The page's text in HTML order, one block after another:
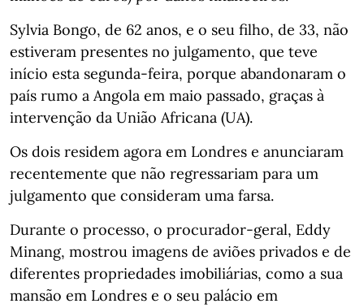
Sylvia Bongo, de 62 anos, e o seu filho, de 33, não
estiveram presentes no julgamento, que teve
início esta segunda-feira, porque abandonaram o
país rumo a Angola em maio passado, graças à
intervenção da União Africana (UA).
Os dois residem agora em Londres e anunciaram
recentemente que não regressariam para um
julgamento que consideram uma farsa.
Durante o processo, o procurador-geral, Eddy
Minang, mostrou imagens de aviões privados e de
diferentes propriedades imobiliárias, como a sua
mansão em Londres e o seu palácio em